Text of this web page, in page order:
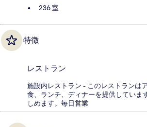
236 室
特徴
レストラン
施設内レストラン - このレストランは
食、ランチ、ディナーを提供していま
しめます。毎日営業